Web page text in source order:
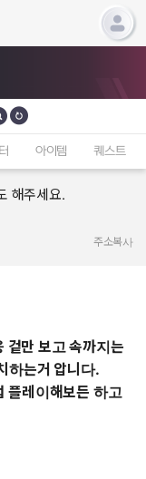
아이템 퀘스트
해주세요.
주소복사
겉만 보고 속까지는
하는거 압니다.
플레이해보든 하고